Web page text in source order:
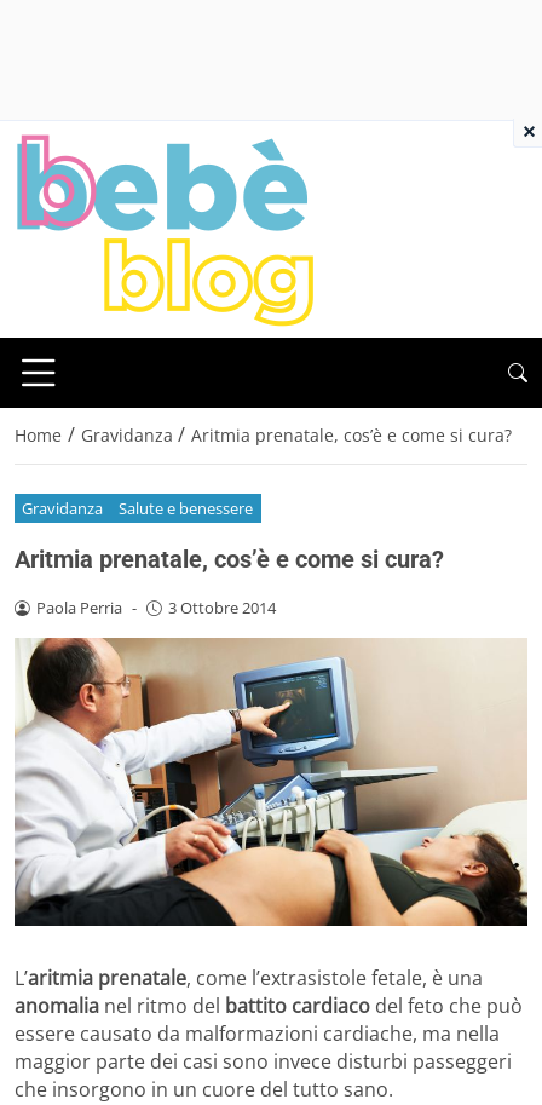
Home / Gravidanza / Aritmia prenatale, cos’è e come si cura?
Gravidanza Salute e benessere
Aritmia prenatale, cos’è e come si cura?
Paola Perria - 3 Ottobre 2014
L’aritmia prenatale, come l’extrasistole fetale, è una
anomalia nel ritmo del battito cardiaco del feto che può
essere causato da malformazioni cardiache, ma nella
maggior parte dei casi sono invece disturbi passeggeri
che insorgono in un cuore del tutto sano.
×